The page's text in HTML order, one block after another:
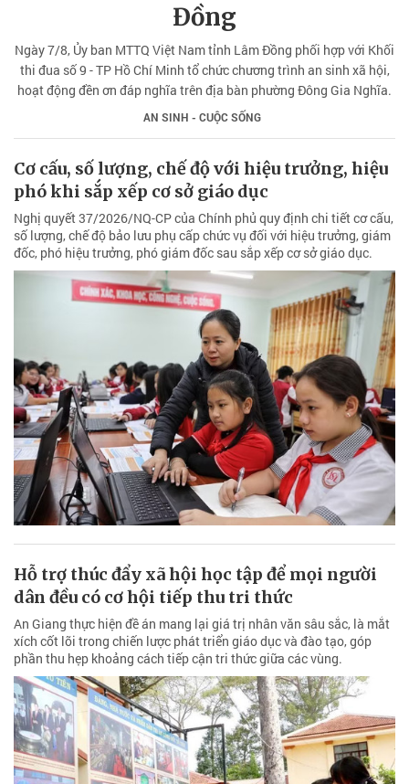
Đồng
Ngày 7/8, Ủy ban MTTQ Việt Nam tỉnh Lâm Đồng phối hợp với Khối
thi đua số 9 - TP Hồ Chí Minh tổ chức chương trình an sinh xã hội,
hoạt động đền ơn đáp nghĩa trên địa bàn phường Đông Gia Nghĩa.
AN SINH - CUỘC SỐNG
Cơ cấu, số lượng, chế độ với hiệu trưởng, hiệu
phó khi sắp xếp cơ sở giáo dục
Nghị quyết 37/2026/NQ-CP của Chính phủ quy định chi tiết cơ cấu,
số lượng, chế độ bảo lưu phụ cấp chức vụ đối với hiệu trưởng, giám
đốc, phó hiệu trưởng, phó giám đốc sau sắp xếp cơ sở giáo dục.
Hỗ trợ thúc đẩy xã hội học tập để mọi người
dân đều có cơ hội tiếp thu tri thức
An Giang thực hiện đề án mang lại giá trị nhân văn sâu sắc, là mắt
xích cốt lõi trong chiến lược phát triển giáo dục và đào tạo, góp
phần thu hẹp khoảng cách tiếp cận tri thức giữa các vùng.